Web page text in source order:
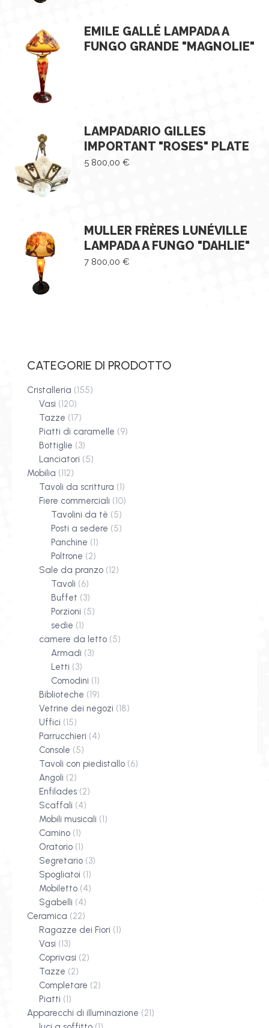
EMILE GALLÉ LAMPADA A
FUNGO GRANDE "MAGNOLIE"
LAMPADARIO GILLES
IMPORTANT "ROSES" PLATE
5 800,00 €
MULLER FRÈRES LUNÉVILLE
LAMPADA A FUNGO "DAHLIE"
7 800,00 €
CATEGORIE DI PRODOTTO
Cristalleria (155)
Vasi (120)
Tazze (17)
Piatti di caramelle (9)
Bottiglie (3)
Lanciatori (5)
Mobilia (112)
Tavoli da scrittura (1)
Fiere commerciali (10)
Tavolini da tè (5)
Posti a sedere (5)
Panchine (1)
Poltrone (2)
Sale da pranzo (12)
Tavoli (6)
Buffet (3)
Porzioni (5)
sedie (1)
camere da letto (5)
Armadi (3)
Letti (3)
Comodini (1)
Biblioteche (19)
Vetrine dei negozi (18)
Uffici (15)
Parrucchieri (4)
Console (5)
Tavoli con piedistallo (6)
Angoli (2)
Enfilades (2)
Scaffali (4)
Mobili musicali (1)
Camino (1)
Oratorio (1)
Segretario (3)
Spogliatoi (1)
Mobiletto (4)
Sgabelli (4)
Ceramica (22)
Ragazze dei Fiori (1)
Vasi (13)
Coprivasi (2)
Tazze (2)
Completare (2)
Piatti (1)
Apparecchi di illuminazione (21)